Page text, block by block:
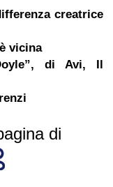
creatrice
vicina
di Avi, Il
di